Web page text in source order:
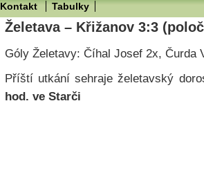
Kontakt
Tabulky
Želetava – Křižanov 3:3
Góly Želetavy: Číhal Josef 2x, Čurda
Příští utkání sehraje želetavský
hod. ve Starči